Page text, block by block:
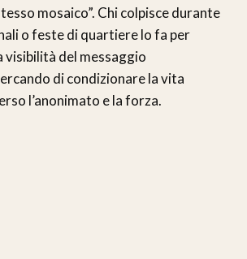
mosaico”. Chi colpisce durante
o feste di quartiere lo fa per
visibilità del messaggio
di condizionare la vita
l’anonimato e la forza.